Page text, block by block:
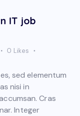
IT job
0 Likes
sed elementum
nisi in
Cras
Integer